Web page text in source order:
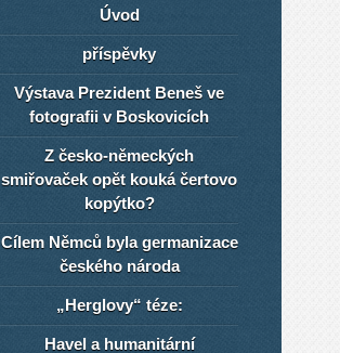
Úvod
příspěvky
Výstava Prezident Beneš ve
fotografii v Boskovicích
Z česko-německých
smiřovaček opět kouká čertovo
kopýtko?
Cílem Němců byla germanizace
českého národa
„Herglovy“ téze:
Havel a humanitární